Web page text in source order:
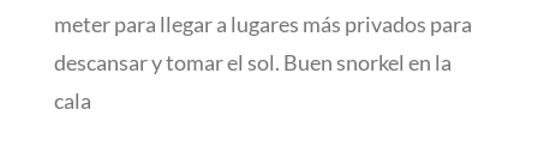
meter para llegar a lugares más privados para
descansar y tomar el sol. Buen snorkel en la
cala